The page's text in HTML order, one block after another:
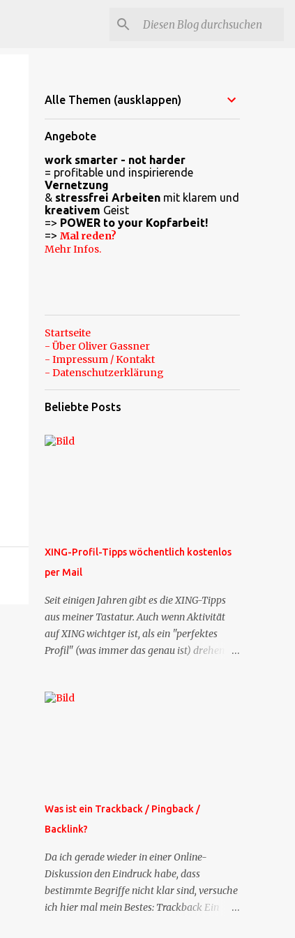
Alle Themen (ausklappen)
Angebote
work smarter - not harder
= profitable und inspirierende
Vernetzung
& stressfrei Arbeitenmit klarem und
kreativem Geist
=> POWER to your Kopfarbeit!
=> Mal reden?
Mehr Infos.
Startseite
- Über Oliver Gassner
- Impressum / Kontakt
- Datenschutzerklärung
Beliebte Posts
XING-Profil-Tipps wöchentlich kostenlos
per Mail
Seit einigen Jahren gibt es die XING-Tipps
aus meiner Tastatur. Auch wenn Aktivität
auf XING wichtger ist, als ein "perfektes
Profil" (was immer das genau ist) drehen
es jetzt die Profil-Fragen zu XING als eigene
Weitere Mailangebote dieser Art sehen Sie
auf meiner XING-Seite oder hier oben rechts
im Blog. Die Profilfragen werde ich
mittelfristig aus der normalen XING-Tipp-
Mail entfernen, da ich sie so nur an einer
Stelle pflegen muss.
Was ist ein Trackback / Pingback /
Backlink?
Da ich gerade wieder in einer Online-
Diskussion den Eindruck habe, dass
bestimmte Begriffe nicht klar sind, versuche
ich hier mal mein Bestes: Trackback Ein